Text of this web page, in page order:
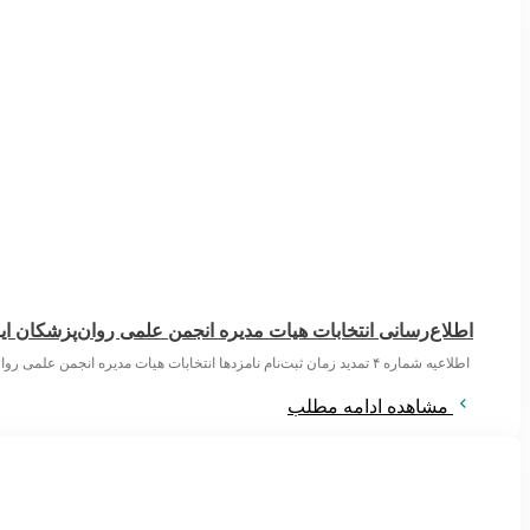
اطلاع‌رسانی انتخابات هیات مدیره انجمن علمی روان‌پزشکان
اطلاعیه شماره ۴ تمدید زمان ثبت‌نام نامزدها انتخابات هیات مدیره انجمن علمی روان‌پزشکان ایران ۱۴۰۵/۵/۶ اعضای محترم انجمن علمی روان‌پزشکان ایران با توجه به
مشاهده ادامه مطلب